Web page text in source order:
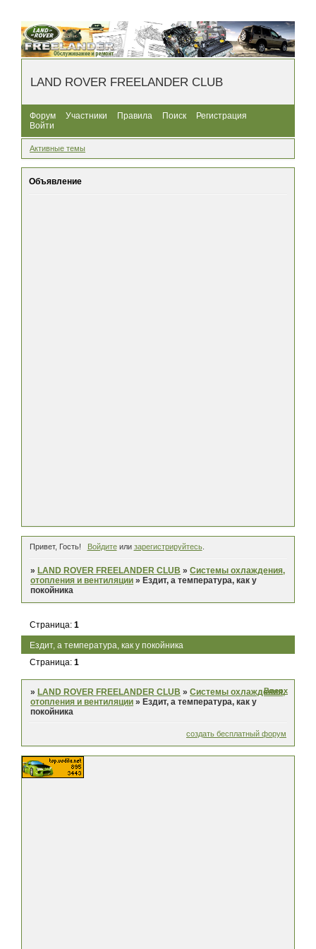
LAND ROVER FREELANDER CLUB
Форум Участники Правила Поиск
Регистрация
Войти
Активные темы
Объявление
Привет, Гость! Войдитеили зарегистрируйтесь.
» LAND ROVER FREELANDER CLUB »Системы охлаждения,
отопления и вентиляции » Ездит, а температура, как у
покойника
Ездит, а температура, как у покойника
Страница:1
Страница:1
»LAND ROVER FREELANDER CLUB »Системы охлаждения,
отопления и вентиляции »Ездит, а температура, как у
покойника
Вверх
создать бесплатный форум